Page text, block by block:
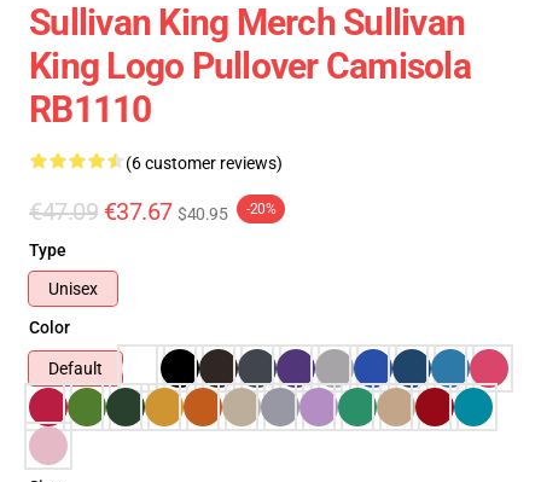
Sullivan King Merch Sullivan
King Logo Pullover Camisola
RB1110
(6 customer reviews)
€47.09 €37.67 $40.95 -20%
Type
Unisex
Color
Default